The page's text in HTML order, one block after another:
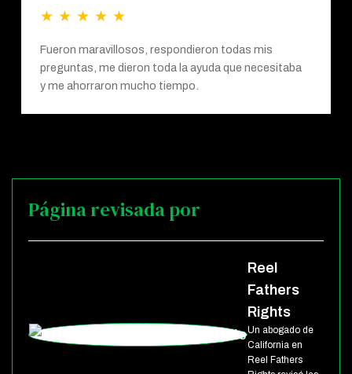
★ ★ ★ ★ ★
Fueron maravillosos, respondieron todas mis
preguntas, me dieron toda la ayuda que necesitaba
y me ahorraron mucho tiempo.
Página revisada por
Reel
Fathers
Rights
Un abogado de
California en
Reel Fathers